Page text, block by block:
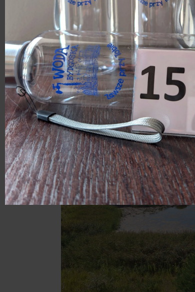
WTZ Zachem – Zielona i WTZ
Chemicznych „Zachem” w
Z pozyskanych pieniędzy będzie
gruntowych, powietrza i
wyników badań oraz
Opracowany zostanie również
Więcej na ten temat
terenach byłego Zachemu